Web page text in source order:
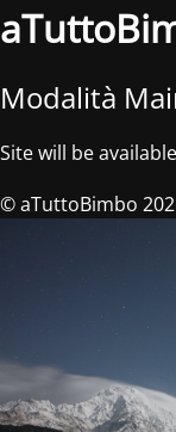
Modalità
Site will be
© aTuttoBimbo